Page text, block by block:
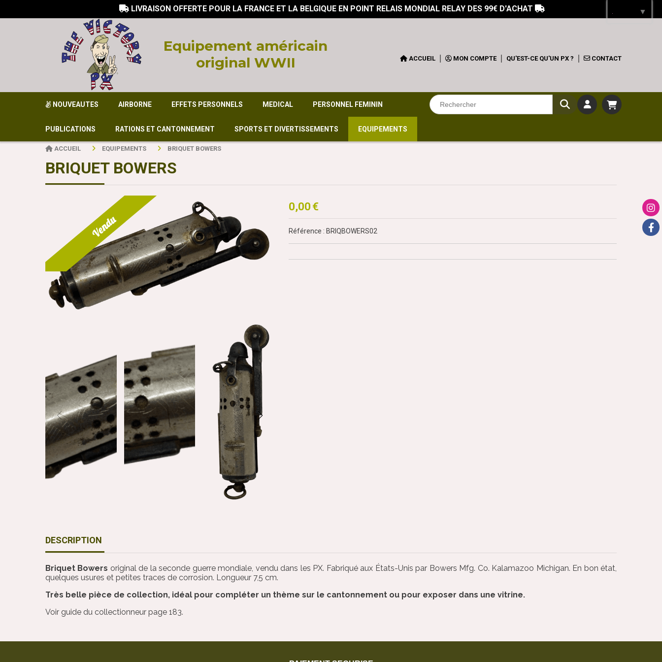
 LIVRAISON OFFERTE POUR LA FRANCE ET LA BELGIQUE EN POINT RELAIS MONDIAL RELAY DES 99€ D'ACHAT 
Equipement américain
original WWII
ACCUEIL MON COMPTE QU'EST-CE QU'UN PX ? CONTACT
NOUVEAUTES AIRBORNE EFFETS PERSONNELS MEDICAL PERSONNEL FEMININ
PUBLICATIONS RATIONS ET CANTONNEMENT SPORTS ET DIVERTISSEMENTS EQUIPEMENTS
ACCUEIL EQUIPEMENTS BRIQUET BOWERS
BRIQUET BOWERS
Vendu
0,00 €
Référence : BRIQBOWERS02
DESCRIPTION
Briquet Bowers original de la seconde guerre mondiale, vendu dans les PX. Fabriqué aux États-Unis par Bowers Mfg. Co. Kalamazoo Michigan. En bon état,
quelques usures et petites traces de corrosion. Longueur 7,5 cm.
Très belle pièce de collection, idéal pour compléter un thème sur le cantonnement ou pour exposer dans une vitrine.
Voir guide du collectionneur page 183.
▼